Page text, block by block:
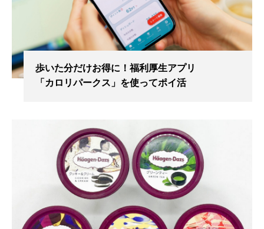
歩いた分だけお得に！福利厚生アプリ
「カロリパークス」を使ってポイ活